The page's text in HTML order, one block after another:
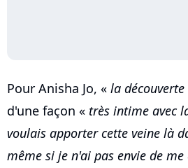
Pour Anisha Jo, « la
d'une façon « très intime avec
voulais apporter cette veine là
même si je n'ai pas envie de